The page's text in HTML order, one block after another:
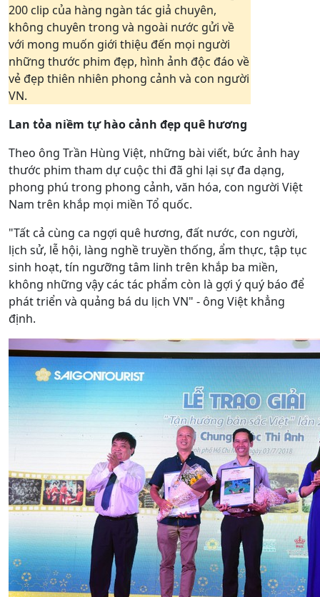
200 clip của hàng ngàn tác giả chuyên,
không chuyên trong và ngoài nước gửi về
với mong muốn giới thiệu đến mọi người
những thước phim đẹp, hình ảnh độc đáo về
vẻ đẹp thiên nhiên phong cảnh và con người
VN.
Lan tỏa niềm tự hào cảnh đẹp quê hương
Theo ông Trần Hùng Việt, những bài viết, bức ảnh hay
thước phim tham dự cuộc thi đã ghi lại sự đa dạng,
phong phú trong phong cảnh, văn hóa, con người Việt
Nam trên khắp mọi miền Tổ quốc.
"Tất cả cùng ca ngợi quê hương, đất nước, con người,
lịch sử, lễ hội, làng nghề truyền thống, ẩm thực, tập tục
sinh hoạt, tín ngưỡng tâm linh trên khắp ba miền,
không những vậy các tác phẩm còn là gợi ý quý báo để
phát triển và quảng bá du lịch VN" - ông Việt khẳng
định.